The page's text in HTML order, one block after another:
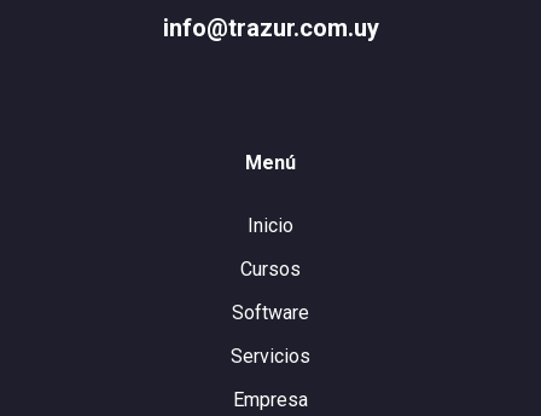
info@trazur.com.uy
Menú
Inicio
Cursos
Software
Servicios
Empresa